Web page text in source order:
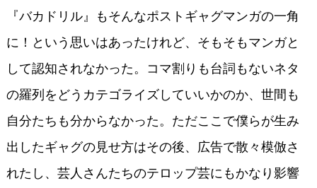
『バカドリル』もそんなポストギャグマンガの一角
に！という思いはあったけれど、そもそもマンガと
して認知されなかった。コマ割りも台詞もないネタ
の羅列をどうカテゴライズしていいかのか、世間も
自分たちも分からなかった。ただここで僕らが生み
出したギャグの見せ方はその後、広告で散々模倣さ
れたし、芸人さんたちのテロップ芸にもかなり影響